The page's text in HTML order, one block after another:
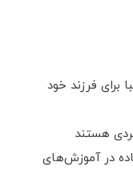
برای فرزند خود
هستند
در آموزش‌های